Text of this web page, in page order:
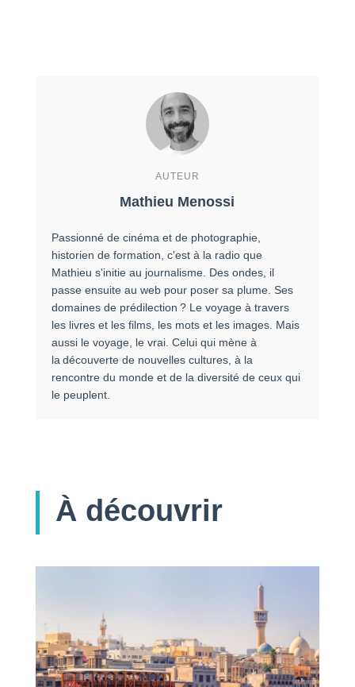
AUTEUR
Mathieu Menossi
Passionné de cinéma et de photographie,
historien de formation, c'est à la radio que
Mathieu s'initie au journalisme. Des ondes, il
passe ensuite au web pour poser sa plume. Ses
domaines de prédilection ? Le voyage à travers
les livres et les films, les mots et les images. Mais
aussi le voyage, le vrai. Celui qui mène à
la découverte de nouvelles cultures, à la
rencontre du monde et de la diversité de ceux qui
le peuplent.
À découvrir